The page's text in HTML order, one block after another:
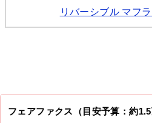
リバーシブル マフ
フェアファクス（目安予算：約1.5